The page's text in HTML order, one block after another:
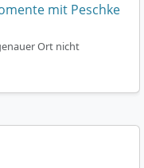
mit Peschke
Ort nicht